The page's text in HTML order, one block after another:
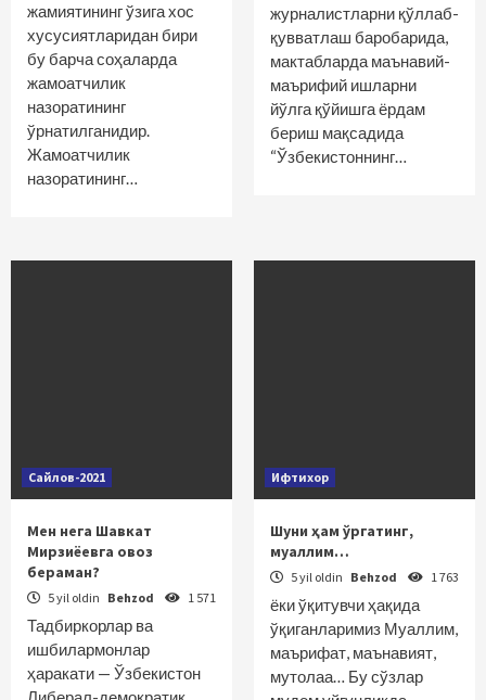
жамиятининг ўзига хос
хусусиятларидан бири
бу барча соҳаларда
жамоатчилик
назоратининг
ўрнатилганидир.
Жамоатчилик
назоратининг…
журналистларни қўллаб-
қувватлаш баробарида,
мактабларда маънавий-
маърифий ишларни
йўлга қўйишга ёрдам
бериш мақсадида
“Ўзбекистоннинг…
Сайлов-2021
Мен нега Шавкат
Мирзиёевга овоз
бераман?
5 yil oldin Behzod 1 571
Тадбиркорлар ва
ишбилармонлар
ҳаракати — Ўзбекистон
Ифтихор
Шуни ҳам ўргатинг,
муаллим…
5 yil oldin Behzod 1 763
ёки ўқитувчи ҳақида
ўқиганларимиз Муаллим,
маърифат, маънавият,
мутолаа… Бу сўзлар